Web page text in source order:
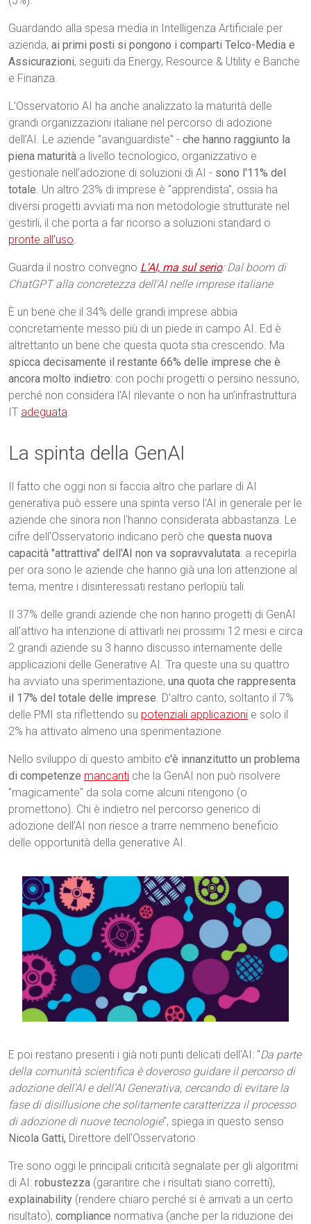
Guardando alla spesa media in Intelligenza Artificiale per
azienda, ai primi posti si pongono i comparti Telco-Media e
Assicurazioni, seguiti da Energy, Resource & Utility e Banche
e Finanza.
L’Osservatorio AI ha anche analizzato la maturità delle
grandi organizzazioni italiane nel percorso di adozione
dell’AI. Le aziende "avanguardiste" - che hanno raggiunto la
piena maturità a livello tecnologico, organizzativo e
gestionale nell’adozione di soluzioni di AI - sono l'11% del
totale . Un altro 23% di imprese è "apprendista", ossia ha
diversi progetti avviati ma non metodologie strutturate nel
gestirli, il che porta a far ricorso a soluzioni standard o
pronte all’uso
Guarda il nostro convegno L'AI, ma sul serio: Dal boom di
ChatGPT alla concretezza dell'AI nelle imprese italiane
È un bene che il 34% delle grandi imprese abbia
concretamente messo più di un piede in campo AI. Ed è
altrettanto un bene che questa quota stia crescendo. Ma
spicca decisamente il restante 66% delle imprese che è
ancora molto indietro: con pochi progetti o persino nessuno,
perché non considera l'AI rilevante o non ha un’infrastruttura
IT adeguata
La spinta della GenAI
Il fatto che oggi non si faccia altro che parlare di AI
generativa può essere una spinta verso l'AI in generale per le
aziende che sinora non l'hanno considerata abbastanza. Le
cifre dell'Osservatorio indicano però che questa nuova
capacità "attrattiva" dell'AI non va sopravvalutata: a recepirla
per ora sono le aziende che hanno già una lori attenzione al
tema, mentre i disinteressati restano perlopiù tali.
Il 37% delle grandi aziende che non hanno progetti di GenAI
all’attivo ha intenzione di attivarli nei prossimi 12 mesi e circa
2 grandi aziende su 3 hanno discusso internamente delle
applicazioni delle Generative AI. Tra queste una su quattro
ha avviato una sperimentazione, una quota che rappresenta
il 17% del totale delle imprese . D’altro canto, soltanto il 7%
delle PMI sta riflettendo su potenziali applicazioni e solo il
2% ha attivato almeno una sperimentazione.
Nello sviluppo di questo ambito c'è innanzitutto un problema
di competenze mancanti che la GenAI non può risolvere
"magicamente" da sola come alcuni ritengono (o
promettono). Chi è indietro nel percorso generico di
adozione dell’AI non riesce a trarre nemmeno beneficio
delle opportunità della generative AI.
E poi restano presenti i già noti punti delicati dell'AI: "Da parte
della comunità scientifica è doveroso guidare il percorso di
adozione dell’AI e dell’AI Generativa, cercando di evitare la
fase di disillusione che solitamente caratterizza il processo
di adozione di nuove tecnologie", spiega in questo senso
Nicola Gatti, Direttore dell’Osservatorio.
Tre sono oggi le principali criticità segnalate per gli algoritmi
di AI: robustezza (garantire che i risultati siano corretti),
explainability (rendere chiaro perché si è arrivati a un certo
risultato), compliance normativa (anche per la riduzione dei